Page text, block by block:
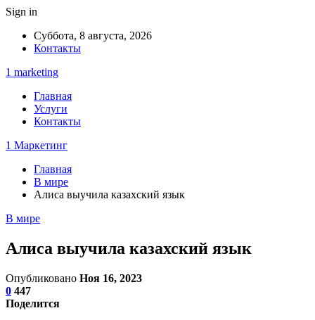
Sign in
Суббота, 8 августа, 2026
Контакты
1 marketing
Главная
Услуги
Контакты
1 Маркетинг
Главная
В мире
Алиса выучила казахский язык
В мире
Алиса выучила казахский язык
Опубликовано Ноя 16, 2023
0 447
Поделится